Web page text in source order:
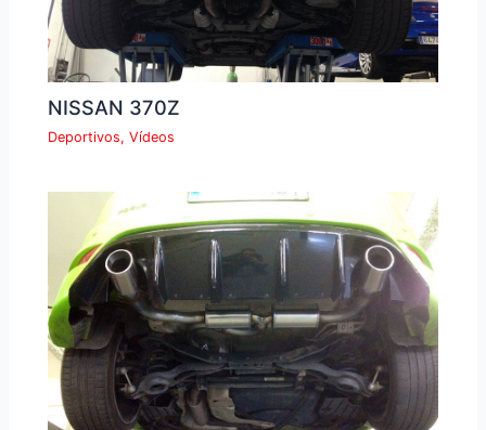
NISSAN 370Z
Deportivos,Vídeos